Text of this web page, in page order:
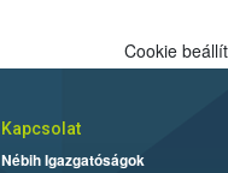
Cookie
Kapcsolat
Nébih Igazgatóságok